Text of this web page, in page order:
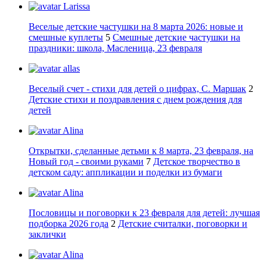
Larissa
Веселые детские частушки на 8 марта 2026: новые и
смешные куплеты 5 Смешные детские частушки на
праздники: школа, Масленица, 23 февраля
allas
Веселый счет - стихи для детей о цифрах, С. Маршак 2
Детские стихи и поздравления с днем рождения для
детей
Alina
Открытки, сделанные детьми к 8 марта, 23 февраля, на
Новый год - своими руками 7 Детское творчество в
детском саду: аппликации и поделки из бумаги
Alina
Пословицы и поговорки к 23 февраля для детей: лучшая
подборка 2026 года 2 Детские считалки, поговорки и
заклички
Alina